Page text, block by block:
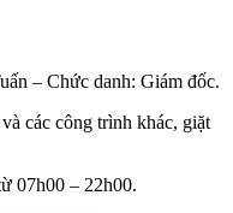
– Chức danh: Giám đốc.
các công trình khác, giặt
07h00 – 22h00.